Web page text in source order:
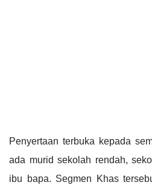
Penyertaan terbuka kepada
ada murid sekolah rendah,
ibu bapa. Segmen Khas